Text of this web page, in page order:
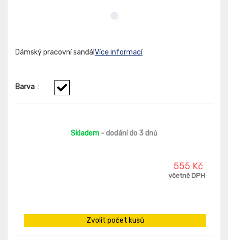
Dámský pracovní sandál Více informací
Barva :
Skladem - dodání do 3 dnů
555 Kč
včetně DPH
Zvolit počet kusů